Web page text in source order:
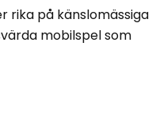
rika på känslomässiga
mobilspel som